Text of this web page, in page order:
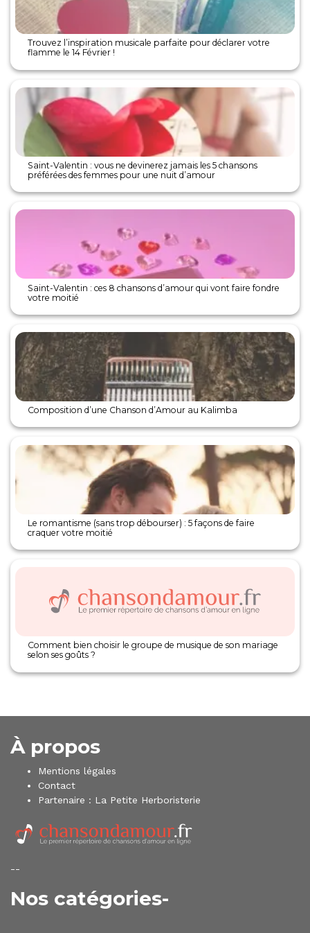
Trouvez l’inspiration musicale parfaite pour déclarer votre
flamme le 14 Février !
Saint-Valentin : vous ne devinerez jamais les 5 chansons
préférées des femmes pour une nuit d’amour
Saint-Valentin : ces 8 chansons d’amour qui vont faire fondre
votre moitié
Composition d’une Chanson d’Amour au Kalimba
Le romantisme (sans trop débourser) : 5 façons de faire
craquer votre moitié
Comment bien choisir le groupe de musique de son mariage
selon ses goûts ?
À propos
Mentions légales
Contact
Partenaire : La Petite Herboristerie
--
Nos catégories-